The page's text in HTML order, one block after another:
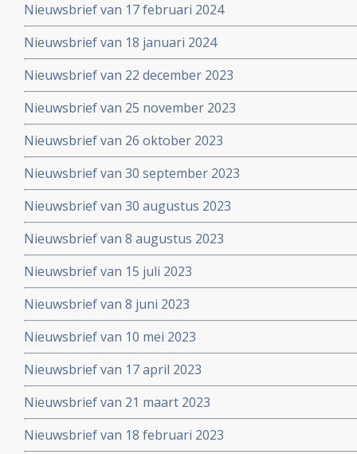
Nieuwsbrief van 17 februari 2024
Nieuwsbrief van 18 januari 2024
Nieuwsbrief van 22 december 2023
Nieuwsbrief van 25 november 2023
Nieuwsbrief van 26 oktober 2023
Nieuwsbrief van 30 september 2023
Nieuwsbrief van 30 augustus 2023
Nieuwsbrief van 8 augustus 2023
Nieuwsbrief van 15 juli 2023
Nieuwsbrief van 8 juni 2023
Nieuwsbrief van 10 mei 2023
Nieuwsbrief van 17 april 2023
Nieuwsbrief van 21 maart 2023
Nieuwsbrief van 18 februari 2023